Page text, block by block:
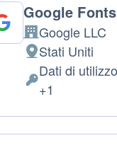
Google Fonts
Azienda:
Google LLC
Luogo del
Stati Uniti
Dati Personali
Dati di utilizzo
+1